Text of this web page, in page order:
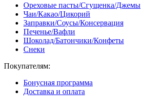
Ореховые пасты/Сгущенка/Джемы
Чаи/Какао/Цикорий
Заправки/Соусы/Консервация
Печенье/Вафли
Шоколад/Батончики/Конфеты
Снеки
Покупателям:
Бонусная программа
Доставка и оплата